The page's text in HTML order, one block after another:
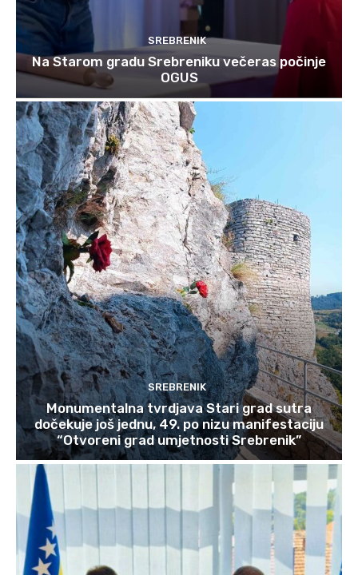
SREBRENIK
Na Starom gradu Srebreniku večeras počinje
OGUS
SREBRENIK
Monumentalna tvrdjava Stari grad sutra
dočekuje još jednu, 49. po nizu manifestaciju
“Otvoreni grad umjetnosti Srebrenik”